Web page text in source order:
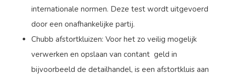
internationale normen. Deze test wordt uitgevoerd
door een onafhankelijke partij.
Chubb afstortkluizen: Voor het zo veilig mogelijk
verwerken en opslaan van contant geld in
bijvoorbeeld de detailhandel, is een afstortkluis aan